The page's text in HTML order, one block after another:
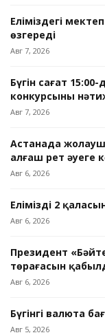
Еліміздегі
өзгереді
Авг 7, 2026
Бүгін сағат
конкурсының
Авг 7, 2026
Астанада
алғаш рет әуеге
Авг 6, 2026
Еліміздің 2
Авг 6, 2026
Президент
төрағасын
Авг 6, 2026
Бүгінгі валюта
Авг 5, 2026